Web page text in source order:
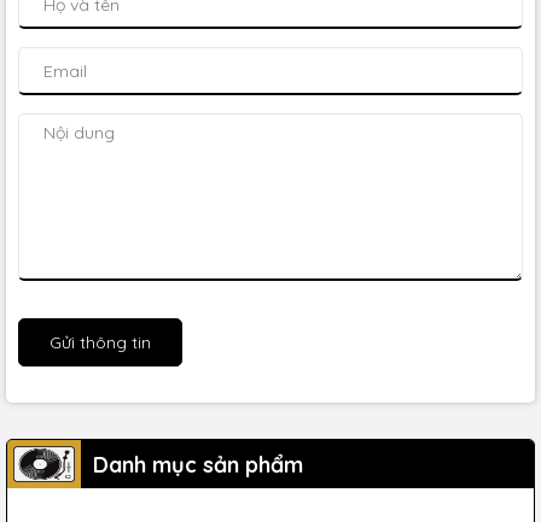
Gửi thông tin
Danh mục sản phẩm